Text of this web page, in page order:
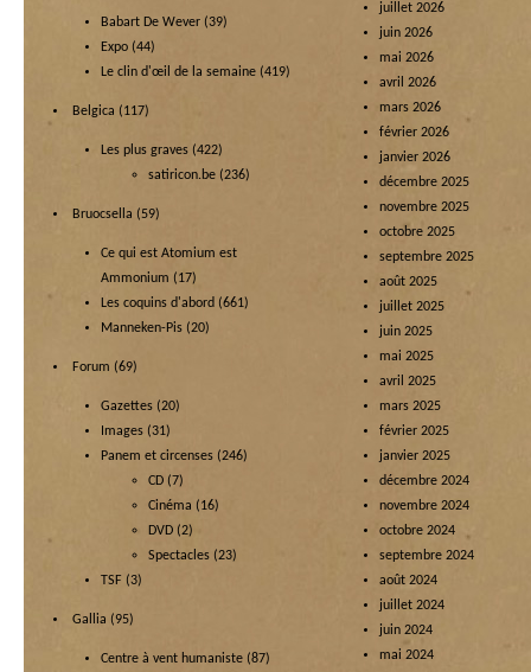
Babart De Wever (39)
Expo (44)
Le clin d'œil de la semaine (419)
Belgica (117)
Les plus graves (422)
satiricon.be (236)
Bruocsella (59)
Ce qui est Atomium est
Ammonium (17)
Les coquins d'abord (661)
Manneken-Pis (20)
Forum (69)
Gazettes (20)
Images (31)
Panem et circenses (246)
CD (7)
Cinéma (16)
DVD (2)
Spectacles (23)
TSF (3)
Gallia (95)
Centre à vent humaniste (87)
juillet 2026
juin 2026
mai 2026
avril 2026
mars 2026
février 2026
janvier 2026
décembre 2025
novembre 2025
octobre 2025
septembre 2025
août 2025
juillet 2025
juin 2025
mai 2025
avril 2025
mars 2025
février 2025
janvier 2025
décembre 2024
novembre 2024
octobre 2024
septembre 2024
août 2024
juillet 2024
juin 2024
mai 2024